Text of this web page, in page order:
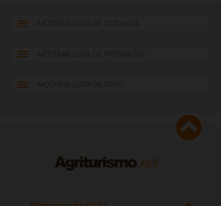
MOSTRAR LISTA DE CIUDADES
MOSTRAR LISTA DE PROVINCIAS
MOSTRAR LISTA DE TIPOS